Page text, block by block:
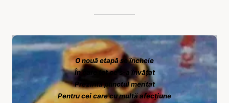
O nouă etapă se încheie
În care tot ce s-a învățat
Prezintă punctul meritat
Pentru cei care cu multă afecțiune